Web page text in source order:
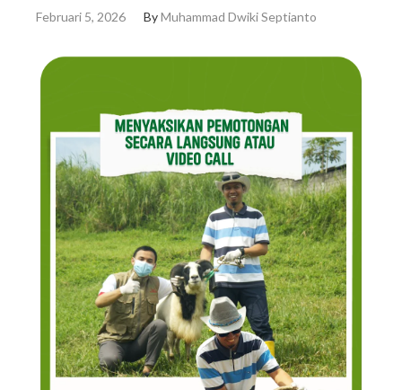
Februari 5, 2026 ByMuhammad Dwiki Septianto